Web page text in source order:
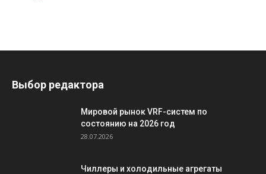
Выбор редактора
Мировой рынок VRF-систем по
состоянию на 2026 год
28.07.2026
Чиллеры и холодильные агрегаты